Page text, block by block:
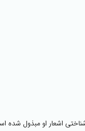
اشعار او